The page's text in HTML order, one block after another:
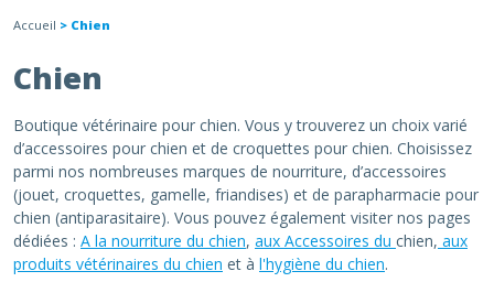
Accueil > Chien
Chien
Boutique vétérinaire pour chien. Vous y trouverez un choix varié
d’accessoires pour chien et de croquettes pour chien. Choisissez
parmi nos nombreuses marques de nourriture, d’accessoires
(jouet, croquettes, gamelle, friandises) et de parapharmacie pour
chien (antiparasitaire). Vous pouvez également visiter nos pages
dédiées : A la nourriture du chien, aux Accessoires du chien, aux
produits vétérinaires du chien et à l'hygiène du chien.